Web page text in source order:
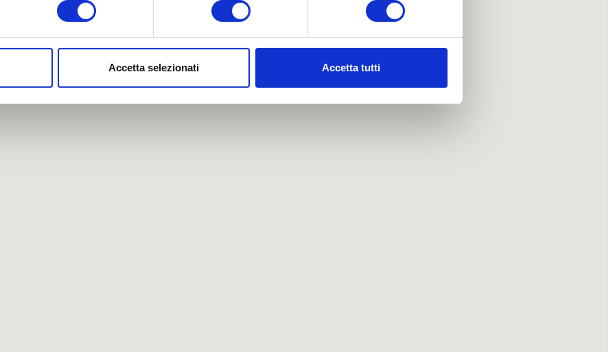
in qualsiasi momento dalla Dichiarazione sui cookie.
Accetta selezionati Accetta tutti